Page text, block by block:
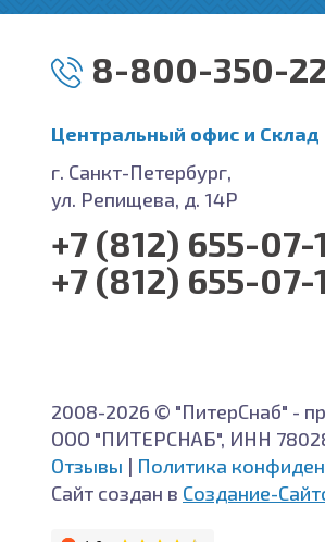
8-800-350-
Центральный офис и
г. Санкт-Петербург,
ул. Репищева, д. 14Р
+7 (812) 655-07-
+7 (812) 655-07-
2008-2026 © "ПитерСнаб" -
ООО "ПИТЕРСНАБ", ИНН
Отзывы | Политика
Сайт создан в Создание-